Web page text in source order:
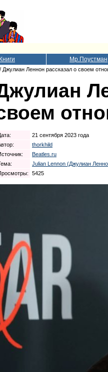
Книги Мр.Поустман
/ Джулиан Леннон рассказал о своем
21 сентября 2023 года
thorkhild
Beatles.ru
Julian Lennon (Джулиан
5425